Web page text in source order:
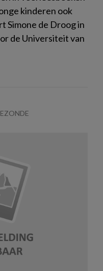
kinderen ook
Simone de Droog in
de Universiteit van